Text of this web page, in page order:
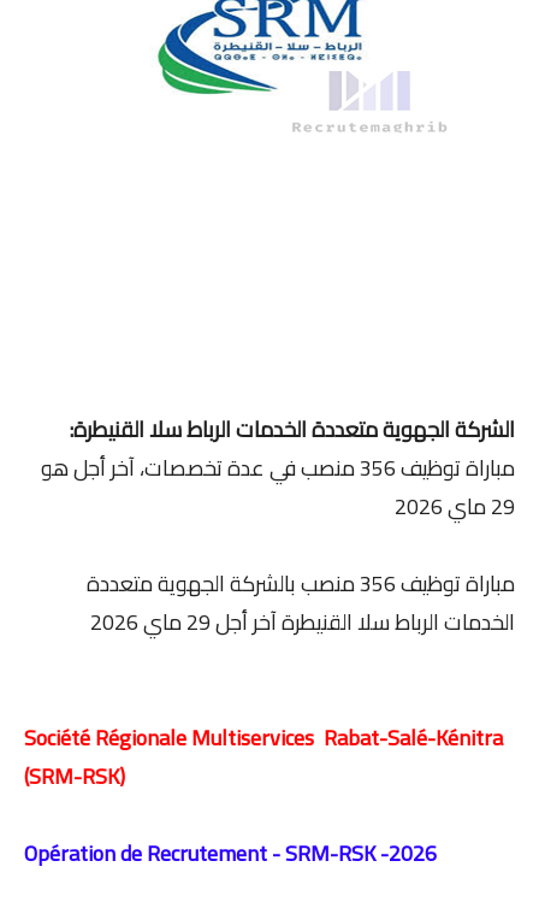
الشركة الجهوية متعددة الخدمات الرباط سلا القنيطرة:
مباراة توظيف 356 منصب في عدة تخصصات، آخر أجل هو
29 ماي 2026
مباراة توظيف 356 منصب بالشركة الجهوية متعددة
الخدمات الرباط سلا القنيطرة آخر أجل 29 ماي 2026
Société Régionale Multiservices Rabat-Salé-Kénitra
(SRM-RSK)
Opération de Recrutement - SRM-RSK -2026